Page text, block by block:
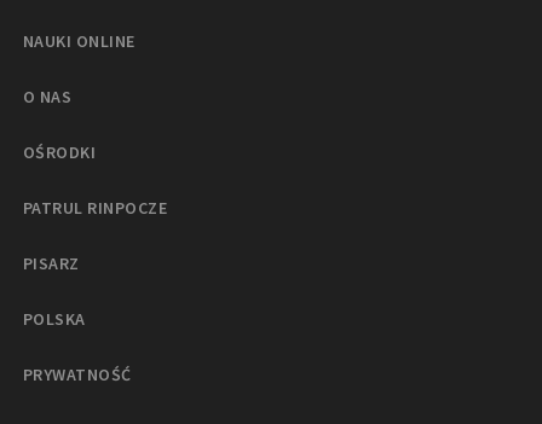
NAUKI ONLINE
O NAS
OŚRODKI
PATRUL RINPOCZE
PISARZ
POLSKA
PRYWATNOŚĆ